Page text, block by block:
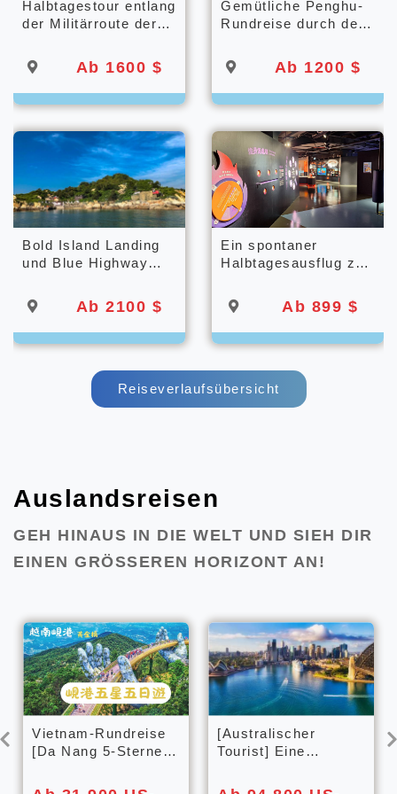
Halbtagestour entlang
der Militärroute der
Kinmen am 23.
August
Ab 1600 $
Gemütliche Penghu-
Rundreise durch den
Ab 1200 $
Bold Island Landing
und Blue Highway
Ab 2100 $
Ein spontaner
Halbtagesausflug zur
Taroko-Schlucht
Ab 899 $
Reiseverlaufsübersicht
Auslandsreisen
GEH HINAUS IN DIE WELT UND SIEH DIR
EINEN GRÖSSEREN HORIZONT AN!
Vietnam-Rundreise
[Da Nang 5-Sterne
Seilbahnfahrt zu den
[Australischer
Tourist] Eine
Tour durch die drei